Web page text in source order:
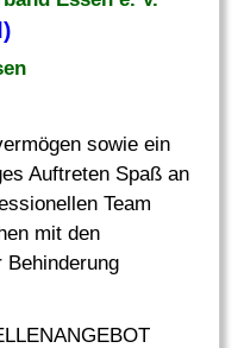
sowie ein
Auftreten Spaß an
Team
mit den
Behinderung